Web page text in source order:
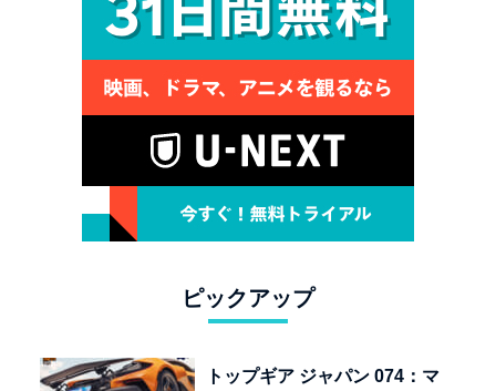
ピックアップ
トップギア ジャパン 074：マ